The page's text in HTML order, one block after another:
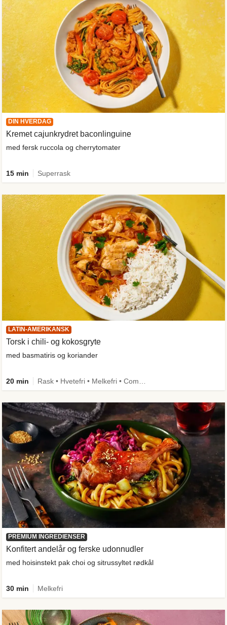
DIN HVERDAG
Kremet cajunkrydret baconlinguine
med fersk ruccola og cherrytomater
15 min Superrask
LATIN-AMERIKANSK
Torsk i chili- og kokosgryte
med basmatiris og koriander
20 min
PREMIUM INGREDIENSER
Konfitert andelår og ferske udonnudler
med hoisinstekt pak choi og sitrussyltet rødkål
30 min Melkefri